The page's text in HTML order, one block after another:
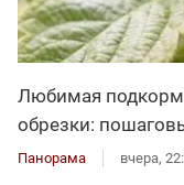
Любимая
обрезки:
Панорама вчера,